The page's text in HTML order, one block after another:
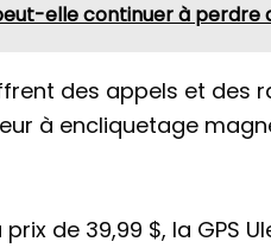
elle continuer à perdre
des appels et des
à encliquetage
de 39,99 $, la GPS